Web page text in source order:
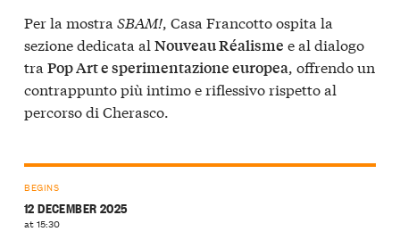
Per la mostra SBAM!, Casa Francotto ospita la
sezione dedicata al Nouveau Réalisme e al dialogo
tra Pop Art e sperimentazione europea, offrendo un
contrappunto più intimo e riflessivo rispetto al
percorso di Cherasco.
BEGINS
12 DECEMBER 2025
at 15:30